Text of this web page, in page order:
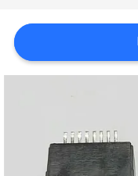
CITATION
PLAN